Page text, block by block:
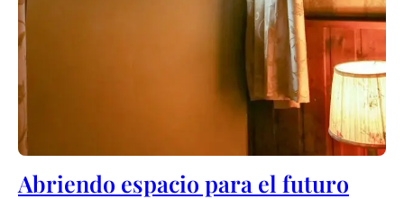
Abriendo espacio para el futuro